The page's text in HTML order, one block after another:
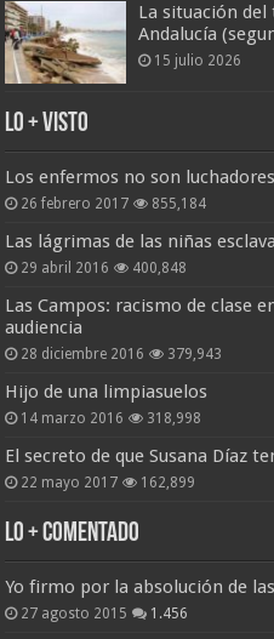
La situación del
Andalucía
15 julio 2026
Lo + Visto
Los enfermos no son luchadores
26 febrero 2017 855,184
Las lágrimas de las niñas
29 abril 2016 400,848
Las Campos: racismo de clase
audiencia
28 diciembre 2016 379,943
Hijo de una limpiasuelos
14 marzo 2016 318,998
El secreto de que Susana Díaz
22 mayo 2017 162,899
Lo + Comentado
Yo firmo por la absolución de
27 agosto 2015 1.456